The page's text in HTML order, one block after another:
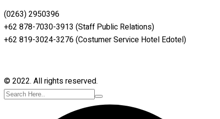
(0263) 2950396
+62 878-7030-3913 (Staff Public Relations)
+62 819-3024-3276 (Costumer Service Hotel Edotel)
© 2022. All rights reserved.